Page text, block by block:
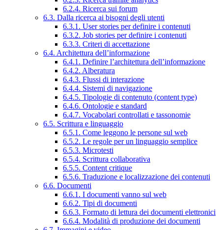
6.2.4. Ricerca sui forum
6.3. Dalla ricerca ai bisogni degli utenti
6.3.1. User stories per definire i contenuti
6.3.2. Job stories per definire i contenuti
6.3.3. Criteri di accettazione
6.4. Architettura dell’informazione
6.4.1. Definire l’architettura dell’informazione
6.4.2. Alberatura
6.4.3. Flussi di interazione
6.4.4. Sistemi di navigazione
6.4.5. Tipologie di contenuto (content type)
6.4.6. Ontologie e standard
6.4.7. Vocabolari controllati e tassonomie
6.5. Scrittura e linguaggio
6.5.1. Come leggono le persone sul web
6.5.2. Le regole per un linguaggio semplice
6.5.3. Microtesti
6.5.4. Scrittura collaborativa
6.5.5. Content critique
6.5.6. Traduzione e localizzazione dei contenuti
6.6. Documenti
6.6.1. I documenti vanno sul web
6.6.2. Tipi di documenti
6.6.3. Formato di lettura dei documenti elettronici
6.6.4. Modalità di produzione dei documenti